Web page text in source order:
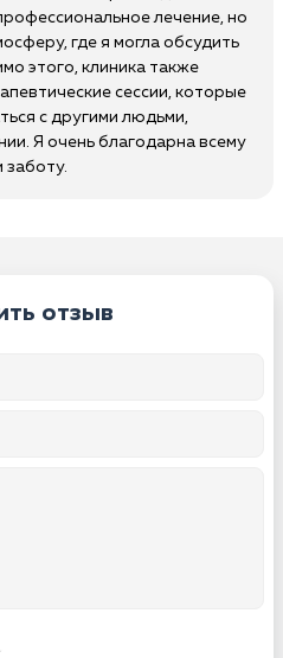
лечение, но
где я могла обсудить
этого, клиника также
сессии, которые
с другими людьми,
Я очень благодарна всему
заботу.
отзыв